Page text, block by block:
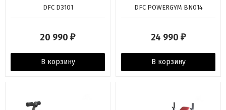
DFC D3101
20 990 ₽
В корзину
DFC POWERGYM BN014
24 990 ₽
В корзину